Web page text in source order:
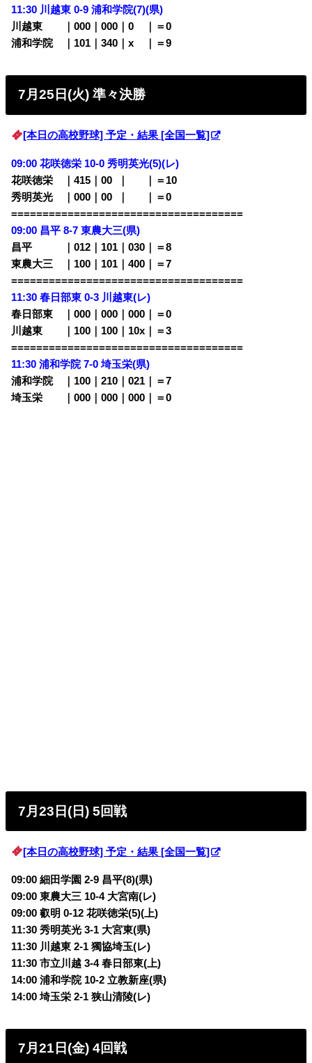
11:30 川越東 0-9 浦和学院(7)(県)
川越東 ｜000｜000｜0
｜＝0
浦和学院 ｜101｜340｜x
｜＝9
7月25日(火) 準々決勝
[本日の高校野球] 予定・結果 [全国一覧]
09:00 花咲徳栄 10-0 秀明英光(5)(レ)
花咲徳栄 ｜415｜00
｜
｜＝10
秀明英光 ｜000｜00
｜
｜＝0
=====================================
09:00 昌平 8-7 東農大三(県)
昌平 ｜012｜101｜030｜＝8
東農大三 ｜100｜101｜400｜＝7
=====================================
11:30春日部東 0-3 川越東(レ)
春日部東 ｜000｜000｜000｜＝0
川越東 ｜100｜100｜10x｜＝3
=====================================
11:30 浦和学院 7-0埼玉栄(県)
浦和学院 ｜100｜210｜021｜＝7
埼玉栄 ｜000｜000｜000｜＝0
7月23日(日) 5回戦
[本日の高校野球] 予定・結果 [全国一覧]
09:00 細田学園 2-9 昌平(8)(県)
09:00 東農大三 10-4 大宮南(レ)
09:00 叡明 0-12花咲徳栄(5)(上)
11:30 秀明英光 3-1 大宮東(県)
11:30 川越東 2-1 獨協埼玉(レ)
11:30 市立川越 3-4 春日部東(上)
14:00 浦和学院 10-2 立教新座(県)
14:00 埼玉栄 2-1狭山清陵(レ)
7月21日(金) 4回戦